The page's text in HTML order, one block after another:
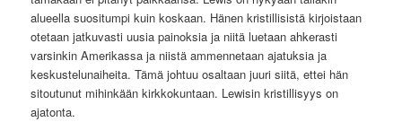
alueella suositumpi kuin koskaan. Hänen kristillisistä kirjoistaan
otetaan jatkuvasti uusia painoksia ja niitä luetaan ahkerasti
varsinkin Amerikassa ja niistä ammennetaan ajatuksia ja
keskustelunaiheita. Tämä johtuu osaltaan juuri siitä, ettei hän
sitoutunut mihinkään kirkkokuntaan. Lewisin kristillisyys on
ajatonta.